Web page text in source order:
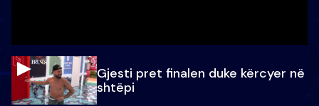
Gjesti pret finalen duke kërcyer në
shtëpi